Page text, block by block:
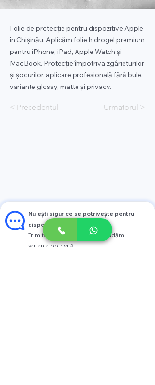
Folie de protecție pentru dispozitive Apple
în Chișinău. Aplicăm folie hidrogel premium
pentru iPhone, iPad, Apple Watch și
MacBook. Protecție împotriva zgârieturilor
și șocurilor, aplicare profesională fără bule,
variante glossy, matte și privacy.
< Precedentul Următorul >
Nu ești sigur ce se potrivește pentru
dispozitivul tău?
Trimite modelul și îți recomandăm
varianta potrivită